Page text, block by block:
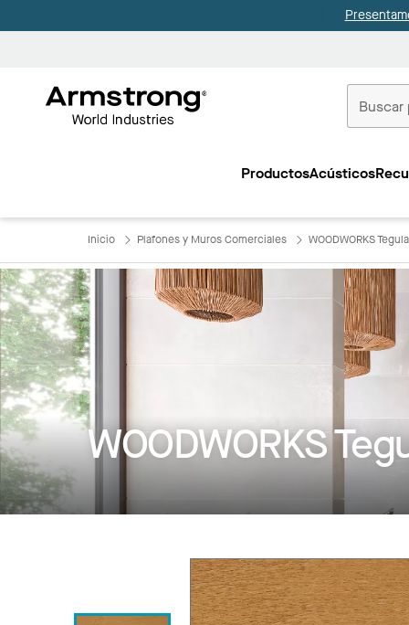
Inicio
ProductosAcústicos
Inicio Plafones y Muros Comerciales WOODWORKS
WOODWORKS